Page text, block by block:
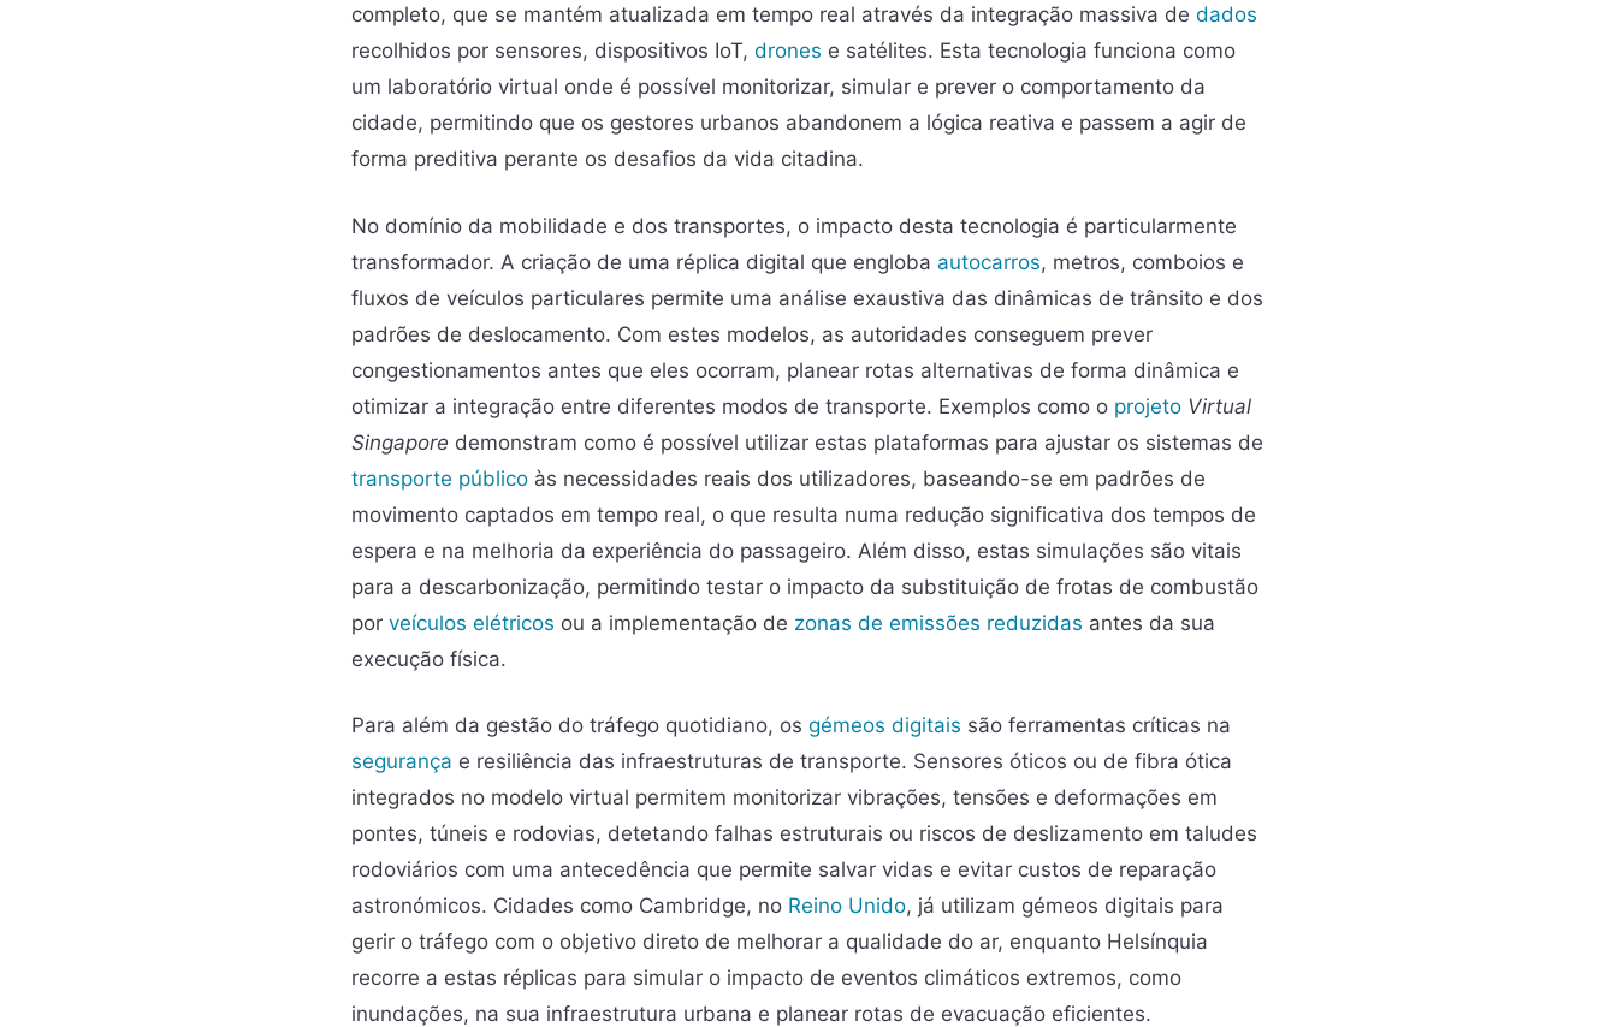
completo, que se mantém atualizada em tempo real através da integração massiva de dados
recolhidos por sensores, dispositivos IoT, drones e satélites. Esta tecnologia funciona como
um laboratório virtual onde é possível monitorizar, simular e prever o comportamento da
cidade, permitindo que os gestores urbanos abandonem a lógica reativa e passem a agir de
forma preditiva perante os desafios da vida citadina.
No domínio da mobilidade e dos transportes, o impacto desta tecnologia é particularmente
transformador. A criação de uma réplica digital que engloba autocarros, metros, comboios e
fluxos de veículos particulares permite uma análise exaustiva das dinâmicas de trânsito e dos
padrões de deslocamento. Com estes modelos, as autoridades conseguem prever
congestionamentos antes que eles ocorram, planear rotas alternativas de forma dinâmica e
otimizar a integração entre diferentes modos de transporte. Exemplos como o projeto Virtual
Singapore demonstram como é possível utilizar estas plataformas para ajustar os sistemas de
transporte público às necessidades reais dos utilizadores, baseando-se em padrões de
movimento captados em tempo real, o que resulta numa redução significativa dos tempos de
espera e na melhoria da experiência do passageiro. Além disso, estas simulações são vitais
para a descarbonização, permitindo testar o impacto da substituição de frotas de combustão
por veículos elétricos ou a implementação de zonas de emissões reduzidas antes da sua
execução física.
Para além da gestão do tráfego quotidiano, os gémeos digitais são ferramentas críticas na
segurança e resiliência das infraestruturas de transporte. Sensores óticos ou de fibra ótica
integrados no modelo virtual permitem monitorizar vibrações, tensões e deformações em
pontes, túneis e rodovias, detetando falhas estruturais ou riscos de deslizamento em taludes
rodoviários com uma antecedência que permite salvar vidas e evitar custos de reparação
astronómicos. Cidades como Cambridge, no Reino Unido, já utilizam gémeos digitais para
gerir o tráfego com o objetivo direto de melhorar a qualidade do ar, enquanto Helsínquia
recorre a estas réplicas para simular o impacto de eventos climáticos extremos, como
inundações, na sua infraestrutura urbana e planear rotas de evacuação eficientes.